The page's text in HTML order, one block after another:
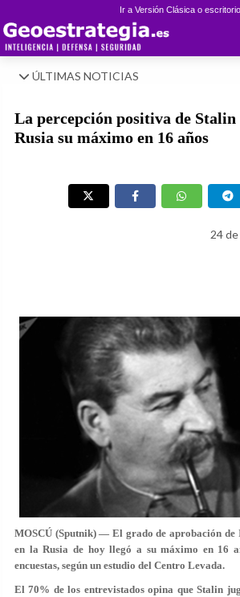
Ir a Versión Clásica o escritorio
ÚLTIMAS NOTICIAS
La percepción positiva de Stalin
Rusia su máximo en 16 años
24
MOSCÚ (Sputnik) — El grado de aprobación de
en la Rusia de hoy llegó a su máximo en 16
encuestas, según un estudio del Centro Levada.
El 70% de los entrevistados opina que Stalin